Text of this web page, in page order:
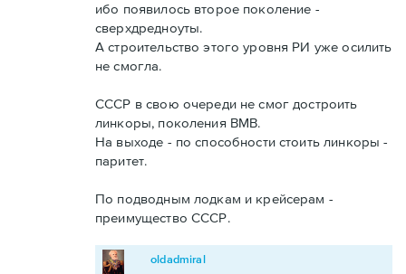
ибо появилось второе поколение -
сверхдредноуты.
А строительство этого уровня РИ уже осилить
не смогла.
СССР в свою очереди не смог достроить
линкоры, поколения ВМВ.
На выходе - по способности стоить линкоры -
паритет.
По подводным лодкам и крейсерам -
преимущество СССР.
oldadmiral